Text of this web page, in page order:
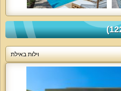
וילות באילת